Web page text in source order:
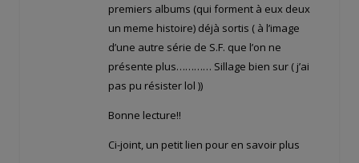
premiers albums (qui forment à eux deux
un meme histoire) déjà sortis ( à l’image
d’une autre série de S.F. que l’on ne
présente plus………… Sillage bien sur ( j’ai
pas pu résister lol ))
Bonne lecture!!
Ci-joint, un petit lien pour en savoir plus